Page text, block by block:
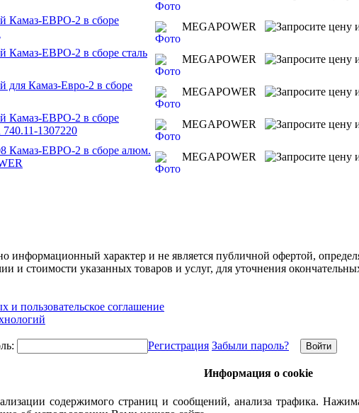
Камаз-ЕВРО-2 в сборе
MEGAPOWER
Камаз-ЕВРО-2 в сборе сталь
MEGAPOWER
для Камаз-Евро-2 в сборе
MEGAPOWER
Камаз-ЕВРО-2 в сборе
1307220
MEGAPOWER
Камаз-ЕВРО-2 в сборе алюм.
MEGAPOWER
информационный характер и не является публичной офертой,
и стоимости указанных товаров и услуг, для уточнения
и пользовательское соглашение
Регистрация Забыли пароль?
Информация о cookie
содержимого страниц и сообщений, анализа трафика.